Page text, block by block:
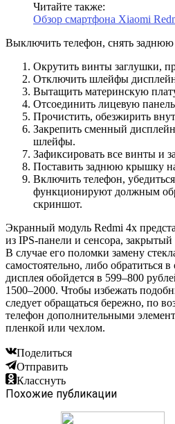
Читайте также:
Обзор смартфона Xiaomi
Выключить телефон, снять
Окрутить винты заглушки,
Отключить шлейфы
Вытащить материнскую
Отсоединить лицевую
Прочистить, обезжирить
Закрепить сменный
шлейфы.
Зафиксировать все винты и
Поставить заднюю крышку
Включить телефон,
функционируют должным
скриншот.
Экранный модуль Redmi 4x
из IPS-панели и сенсора,
В случае его поломки замену
самостоятельно, либо обратиться
дисплея обойдется в 599–800
1500–2000. Чтобы избежать
следует обращаться бережно, по
телефон дополнительными
пленкой или чехлом.
Поделиться
Отправить
Класснуть
Похожие публикации